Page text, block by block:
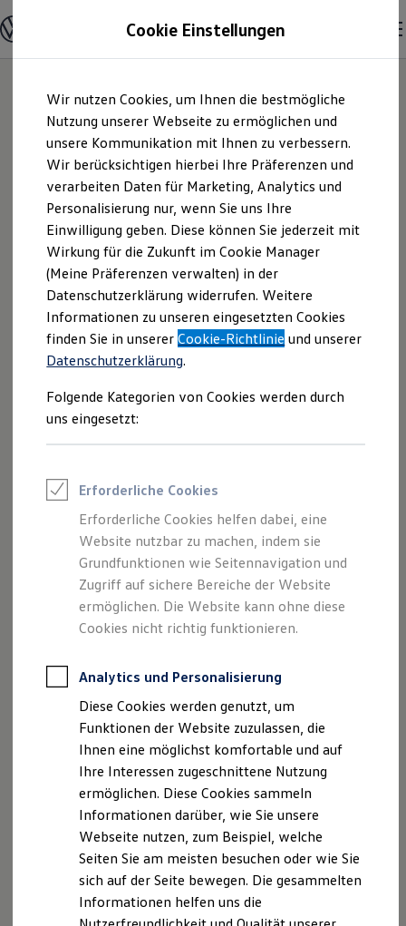
Hauptinhalt
springen
Footer
springen
Modelle & Konfigurator
Nutzfahrzeugkategorien entdecken
Modelle konfigurieren
Vorgängermodelle und Oldtimer
Vorgängermodelle
Oldtimer
Bulli Historie
Branchenlösungen & Gewerbekunden
Umbaulösungen und Hersteller finden
Auf- und Umbauten entdecken & konfigurieren
Groß- und Sonderkunden
Großkunden
Kommunen & Behörden
Journalisten
Sportvereine
Branchenlösungen
Bau & Handwerk
Gewerbliche Personenbeförderung
Service & mobile Werkstätten
Kurier, Logistik & Handel
Feuerwehr
Rettungsdienste
ONE Business ID Vorteile
Fahrzeugsuche & Marktplatz
Digitaler Marktplatz
Kauf & Finanzierung
Online-Fahrzeugbewertung
Aktionen & Angebote
E-Auto-Förderung
Für Privatkunden
Für Gewerbekunden
Profi Paket
TopDeal
Zertifizierte Gebrauchtwagen
Für Privatkunden
Für Gewerbekunden
Leasing
Für Privatkunden
Für Gewerbekunden
Versicherungen & Garantien
Garantien
Kfz-Versicherung für Nutzfahrzeuge
Restschuldversicherung
Wartungsverträge
Besitzer & Service
Reparatur & Service
Sommer-Special
Reparatur, Pflege & Inspektion
Mirschel Automobile
GmbH | Impressum
& Rechtliches
Hier finden Sie Informationen über die
Mirschel Automobile GmbH als
verantwortliche Anbieterin von Inhalten
und Angeboten, die auf dieser Webseite
speziell aufgeführt sind.
Impressum
Datenschutzerklärung
Impressum
Mirschel Automobile GmbH
Pyrmonter Str. 53
32676 Lügde
Telefon (zentral): 05281/9804-0
Fax (zentral): 05281/9804-44
E-Mail (zentral):info@mirschel-automobile.de
Umsatzsteueridentifikationsnummer: DE124611514
Handelsregister: Amtsgericht Lemgo, HRB 5171
Cookie Einstellungen
Wir nutzen Cookies, um Ihnen die bestmögliche
Nutzung unserer Webseite zu ermöglichen und
unsere Kommunikation mit Ihnen zu verbessern.
Wir berücksichtigen hierbei Ihre Präferenzen und
verarbeiten Daten für Marketing, Analytics und
Personalisierung nur, wenn Sie uns Ihre
Einwilligung geben. Diese können Sie jederzeit mit
Wirkung für die Zukunft im Cookie Manager
(Meine Präferenzen verwalten) in der
Datenschutzerklärung widerrufen. Weitere
Informationen zu unseren eingesetzten Cookies
finden Sie in unsererCookie-Richtlinie und unserer
Datenschutzerklärung.
Folgende Kategorien von Cookies werden durch
uns eingesetzt:
Erforderliche Cookies
Erforderliche Cookies helfen dabei, eine
Website nutzbar zu machen, indem sie
Grundfunktionen wie Seitennavigation und
Zugriff auf sichere Bereiche der Website
ermöglichen. Die Website kann ohne diese
Cookies nicht richtig funktionieren.
Analytics und Personalisierung
Diese Cookies werden genutzt, um
Funktionen der Website zuzulassen, die
Ihnen eine möglichst komfortable und auf
Ihre Interessen zugeschnittene Nutzung
ermöglichen. Diese Cookies sammeln
Informationen darüber, wie Sie unsere
Webseite nutzen, zum Beispiel, welche
Seiten Sie am meisten besuchen oder wie Sie
sich auf der Seite bewegen. Die gesammelten
Informationen helfen uns die